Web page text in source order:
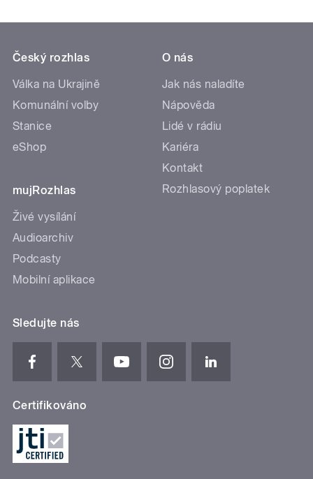
Český rozhlas
Válka na Ukrajině
Komunální volby
Stanice
eShop
mujRozhlas
Živé vysílání
Audioarchiv
Podcasty
Mobilní aplikace
O nás
Jak nás naladíte
Nápověda
Lidé v rádiu
Kariéra
Kontakt
Rozhlasový poplatek
Sledujte nás
Certifikováno